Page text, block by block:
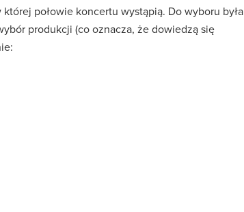
której połowie koncertu wystąpią. Do wyboru była
produkcji (co oznacza, że dowiedzą się